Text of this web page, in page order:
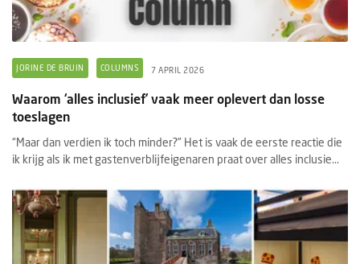
JORINE DE BRUIN COLUMNS 7 APRIL 2026
Waarom ‘alles inclusief’ vaak meer oplevert dan losse
toeslagen
“Maar dan verdien ik toch minder?” Het is vaak de eerste reactie die
ik krijg als ik met gastenverblijfeigenaren praat over alles inclusie...